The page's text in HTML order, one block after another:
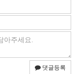
댓글등록